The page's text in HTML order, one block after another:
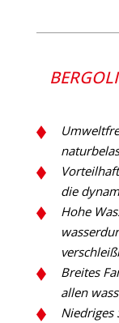
die
Hohe
Breites
allen
Niedriges